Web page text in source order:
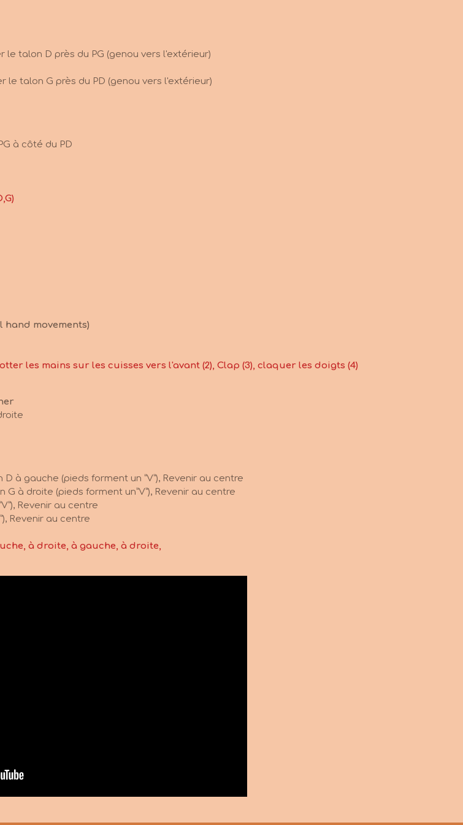
le talon D près du PG (genou vers l'extérieur)
le talon G près du PD (genou vers l'extérieur)
à côté du PD
movements)
les mains sur les cuisses vers l'avant (2), Clap (3), claquer les doigts (4)
à gauche (pieds forment un “V”), Revenir au centre
à droite (pieds forment un”V”), Revenir au centre
Revenir au centre
Revenir au centre
à droite, à gauche, à droite,